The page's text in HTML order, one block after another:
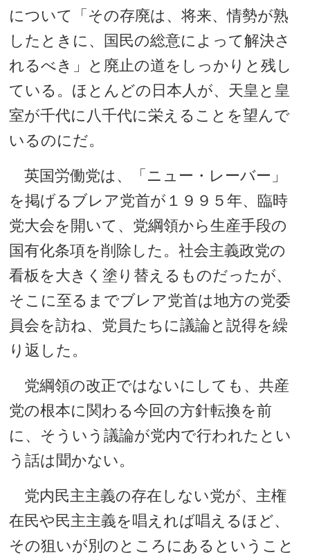
について「その存廃は、将来、情勢が熟
したときに、国民の総意によって解決さ
れるべき」と廃止の道をしっかりと残し
ている。ほとんどの日本人が、天皇と皇
室が千代に八千代に栄えることを望んで
いるのにだ。
英国労働党は、「ニュー・レーバー」
を掲げるブレア党首が１９９５年、臨時
党大会を開いて、党綱領から生産手段の
国有化条項を削除した。社会主義政党の
看板を大きく塗り替えるものだったが、
そこに至るまでブレア党首は地方の党委
員会を訪ね、党員たちに議論と説得を繰
り返した。
党綱領の改正ではないにしても、共産
党の根本に関わる今回の方針転換を前
に、そういう議論が党内で行われたとい
う話は聞かない。
党内民主主義の存在しない党が、主権
在民や民主主義を唱えれば唱えるほど、
その狙いが別のところにあるということ